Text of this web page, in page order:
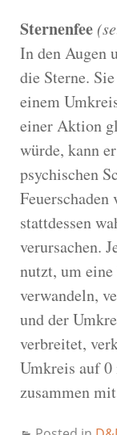
Sternenfee
In den Augen
die Sterne.
einem
einer Aktion
würde, kann
psychischen
Feuerschaden
stattdessen
verursachen.
nutzt, um eine
verwandeln,
und der
verbreitet,
Umkreis auf
zusammen